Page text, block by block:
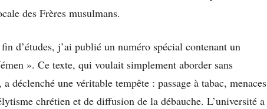
des Frères musulmans.
d’études, j’ai publié un numéro spécial contenant un
». Ce texte, qui voulait simplement aborder sans
déclenché une véritable tempête : passage à tabac, menaces
chrétien et de diffusion de la débauche. L’université a